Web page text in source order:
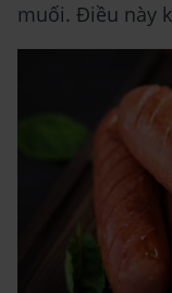
muối. Điều này